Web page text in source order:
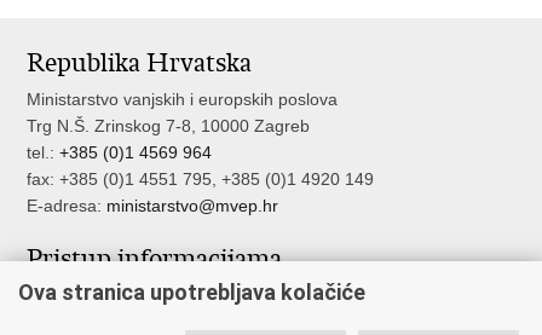
Facebooku
Twitteru
Republika Hrvatska
Ministarstvo vanjskih i europskih poslova
Trg N.Š. Zrinskog 7-8, 10000 Zagreb
tel.:+385 (0)1 4569 964
fax: +385 (0)1 4551 795, +385 (0)1 4920 149
E-adresa: ministarstvo@mvep.hr
Pristup informacijama
Pristup informacijama
Ova stranica upotrebljava kolačiće